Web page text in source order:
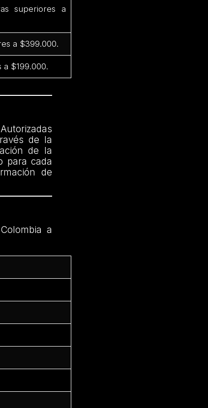
superiores a
a $399.000.
$199.000.
de la
de la
para cada
de
a